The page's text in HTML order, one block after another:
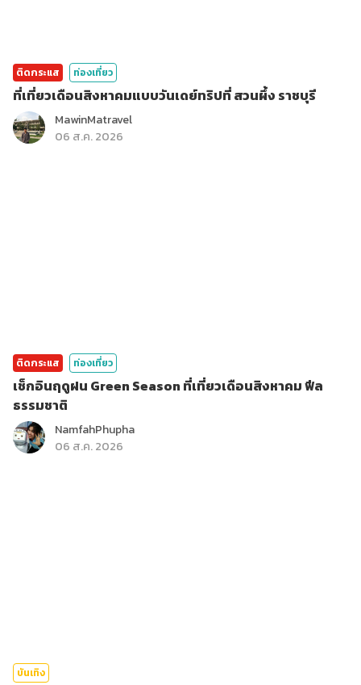
ติดกระแส ท่องเที่ยว
ที่เที่ยวเดือนสิงหาคมแบบวันเดย์ทริปที่ สวนผึ้ง ราชบุรี
MawinMatravel
06 ส.ค. 2026
ติดกระแส ท่องเที่ยว
เช็กอินฤดูฝน Green Season ที่เที่ยวเดือนสิงหาคม ฟีล
ธรรมชาติ
NamfahPhupha
06 ส.ค. 2026
บันเทิง